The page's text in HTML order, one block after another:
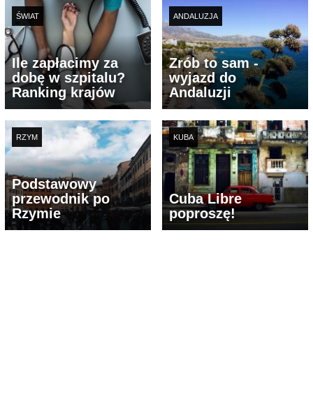
ŚWIAT
Ile zapłacimy za
dobę w szpitalu?
Ranking krajów
ANDALUZJA
Zrób to sam -
wyjazd do
Andaluzji
RZYM
Podstawowy
przewodnik po
Rzymie
KUBA
Cuba Libre
poproszę!